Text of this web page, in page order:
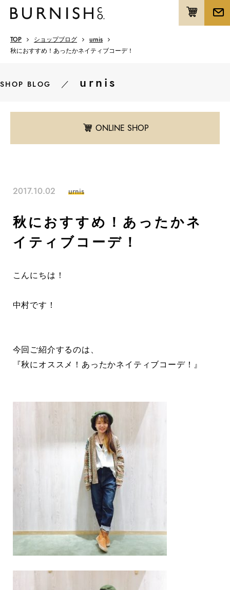
TOP ショップブログ
urnis
秋におすすめ！あったかネイティブコーデ！
SHOP BLOG ／ urnis
ONLINE SHOP
2017.10.02 urnis
秋におすすめ！あったかネ
イティブコーデ！
こんにちは！
中村です！
今回ご紹介するのは、
『秋にオススメ！あったかネイティブコーデ！』